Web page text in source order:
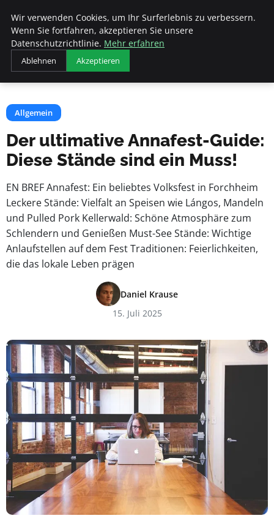
Beyond Surface
Startseite
Allgemein
Der ultimative Annafest-Guide: Diese Stände sind ein Muss!
Allgemein
Der ultimative Annafest-Guide:
Diese Stände sind ein Muss!
EN BREF Annafest: Ein beliebtes Volksfest in Forchheim
Leckere Stände: Vielfalt an Speisen wie Lángos, Mandeln
und Pulled Pork Kellerwald: Schöne Atmosphäre zum
Schlendern und Genießen Must-See Stände: Wichtige
Anlaufstellen auf dem Fest Traditionen: Feierlichkeiten,
die das lokale Leben prägen
Daniel Krause
15. Juli 2025
Wir verwenden Cookies, um Ihr Surferlebnis zu verbessern.
Wenn Sie fortfahren, akzeptieren Sie unsere
Datenschutzrichtlinie. Mehr erfahren
Ablehnen Akzeptieren